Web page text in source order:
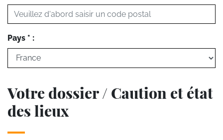
Pays * :
Votre dossier / Caution et état
des lieux